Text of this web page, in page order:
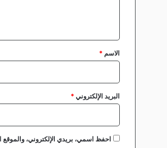
*
الاسم *
البريد الإلكتروني*
احفظ اسمي، بريدي الإلكتروني، والموقع